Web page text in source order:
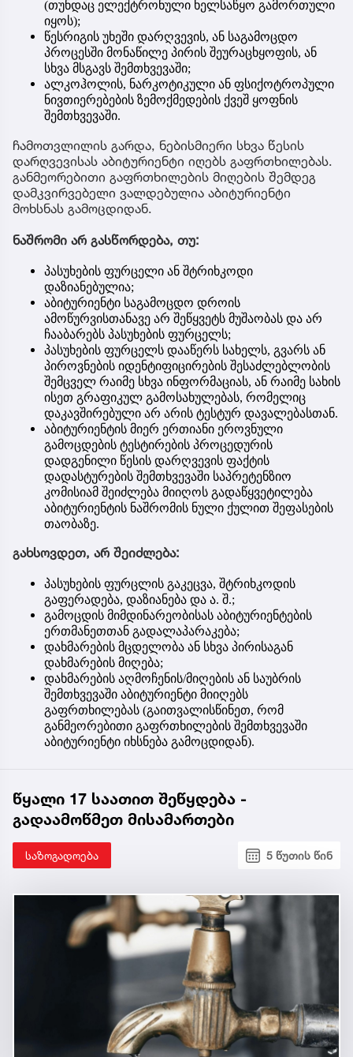
(თუნდაც ელექტრონული ხელსაწყო გამორთული
იყოს);
წესრიგის უხეში დარღვევის, ან საგამოცდო
პროცესში მონაწილე პირის შეურაცხყოფის, ან
სხვა მსგავს შემთხვევაში;
ალკოჰოლის, ნარკოტიკული ან ფსიქოტროპული
ნივთიერებების ზემოქმედების ქვეშ ყოფნის
შემთხვევაში.
ჩამოთვლილის გარდა, ნებისმიერი სხვა წესის
დარღვევისას აბიტურიენტი იღებს გაფრთხილებას.
განმეორებითი გაფრთხილების მიღების შემდეგ
დამკვირვებელი ვალდებულია აბიტურიენტი
მოხსნას გამოცდიდან.
ნაშრომი არ გასწორდება, თუ:
პასუხების ფურცელი ან შტრიხკოდი
დაზიანებულია;
აბიტურიენტი საგამოცდო დროის
ამოწურვისთანავე არ შეწყვეტს მუშაობას და არ
ჩააბარებს პასუხების ფურცელს;
პასუხების ფურცელს დააწერს სახელს, გვარს ან
პიროვნების იდენტიფიცირების შესაძლებლობის
შემცველ რაიმე სხვა ინფორმაციას, ან რაიმე სახის
ისეთ გრაფიკულ გამოსახულებას, რომელიც
დაკავშირებული არ არის ტესტურ დავალებასთან.
აბიტურიენტის მიერ ერთიანი ეროვნული
გამოცდების ტესტირების პროცედურის
დადგენილი წესის დარღვევის ფაქტის
დადასტურების შემთხვევაში საპრეტენზიო
კომისიამ შეიძლება მიიღოს გადაწყვეტილება
აბიტურიენტის ნაშრომის ნული ქულით შეფასების
თაობაზე.
გახსოვდეთ, არ შეიძლება:
პასუხების ფურცლის გაკეცვა, შტრიხკოდის
გაფერადება, დაზიანება და ა. შ.;
გამოცდის მიმდინარეობისას აბიტურიენტების
ერთმანეთთან გადალაპარაკება;
დახმარების მცდელობა ან სხვა პირისაგან
დახმარების მიღება;
დახმარების აღმოჩენის/მიღების ან საუბრის
შემთხვევაში აბიტურიენტი მიიღებს
გაფრთხილებას (გაითვალისწინეთ, რომ
განმეორებითი გაფრთხილების შემთხვევაში
აბიტურიენტი იხსნება გამოცდიდან).
წყალი 17 საათით შეწყდება -
გადაამოწმეთ მისამართები
საზოგადოება 5 წუთის წინ